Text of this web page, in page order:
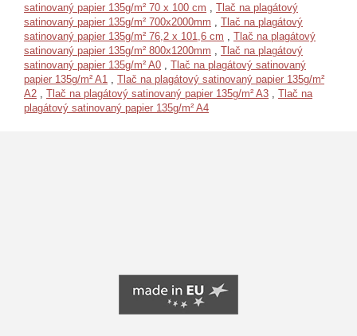
satinovaný papier 135g/m² 70 x 100 cm
Tlač na plagátový
satinovaný papier 135g/m² 700x2000mm
Tlač na plagátový
satinovaný papier 135g/m² 76,2 x 101,6 cm
Tlač na plagátový
satinovaný papier 135g/m² 800x1200mm
Tlač na plagátový
satinovaný papier 135g/m² A0
Tlač na plagátový satinovaný
papier 135g/m² A1
Tlač na plagátový satinovaný papier 135g/m²
A2
Tlač na plagátový satinovaný papier 135g/m² A3
Tlač na
plagátový satinovaný papier 135g/m² A4